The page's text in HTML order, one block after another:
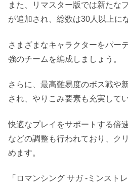
また、リマスター版では新たな
が追加され、総数は30人以上に
さまざまなキャラクターをパー
強のチームを編成しましょう。
さらに、最高難易度のボス戦や
され、やりこみ要素も充実してい
快適なプレイをサポートする倍
などの調整も行われており、ク
めます。
「ロマンシング サガ -ミンスト